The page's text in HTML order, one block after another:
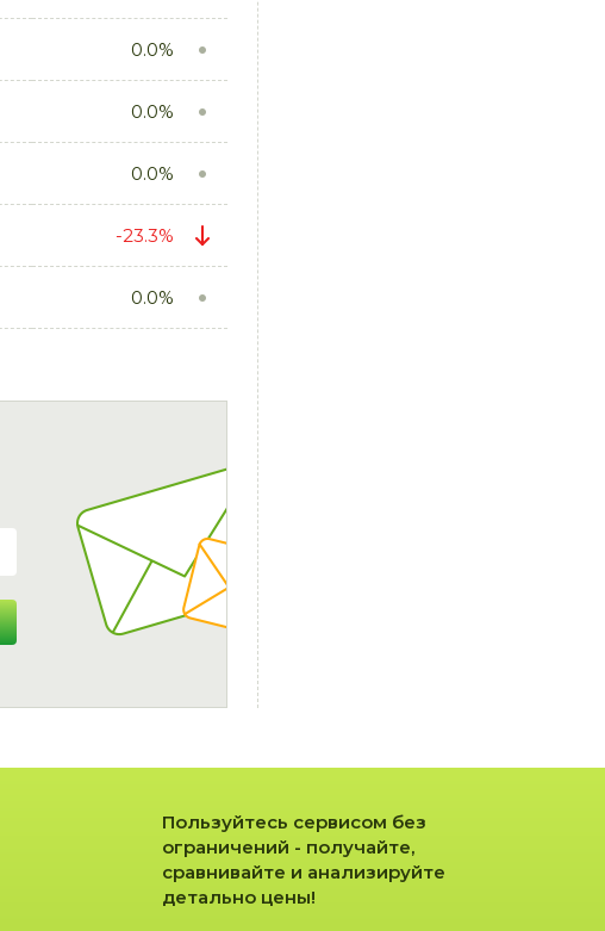
0.0%
0.0%
0.0%
-23.3%
0.0%
Пользуйтесь сервисом без
ограничений - получайте,
сравнивайте и анализируйте
детально цены!